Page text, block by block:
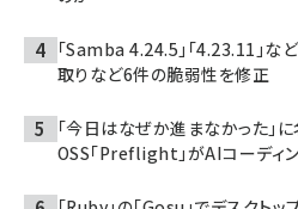
「Samba 4.24.5」「4.23.11」な
取りなど6件の脆弱性を修正
「今日はなぜか進まなかった」
OSS「Preflight」がAIコーディ